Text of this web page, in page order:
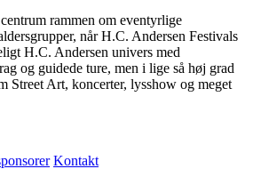
rammen om eventyrlige
når H.C. Andersen Festivals
H.C. Andersen univers med
og guidede ture, men i lige så høj grad
Street Art, koncerter, lysshow og meget
Kontakt